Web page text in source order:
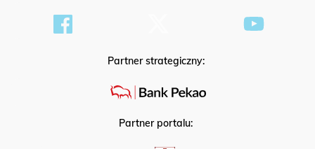
Partner strategiczny:
Partner portalu: